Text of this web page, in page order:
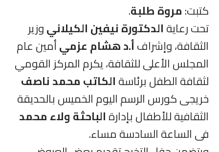
كتبت:مروة طلبة.
تحت رعايةالدكتورة نيفين الكيلانيوزير
الثقافة، وإشرافأ.د هشام عزميأمين عام
المجلس الأعلى للثقافة، يكرم المركز القومي
لثقافة الطفل برئاسةالكاتب محمد ناصف
خريجى كورس الرسم اليوم الخميس بالحديقة
الثقافية للأطفال بإدارةالباحثة ولاء محمد
فى الساعة السادسة مساء.